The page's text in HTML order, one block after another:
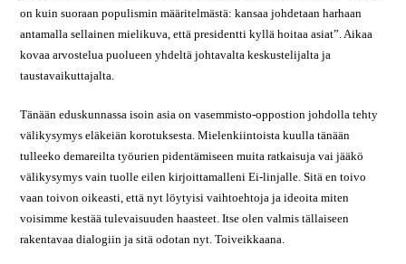
on kuin suoraan populismin määritelmästä: kansaa johdetaan harhaan
antamalla sellainen mielikuva, että presidentti kyllä hoitaa asiat”. Aikaa
kovaa arvostelua puolueen yhdeltä johtavalta keskustelijalta ja
taustavaikuttajalta.
Tänään eduskunnassa isoin asia on vasemmisto-oppostion johdolla tehty
välikysymys eläkeiän korotuksesta. Mielenkiintoista kuulla tänään
tulleeko demareilta työurien pidentämiseen muita ratkaisuja vai jääkö
välikysymys vain tuolle eilen kirjoittamalleni Ei-linjalle. Sitä en toivo
vaan toivon oikeasti, että nyt löytyisi vaihtoehtoja ja ideoita miten
voisimme kestää tulevaisuuden haasteet. Itse olen valmis tällaiseen
rakentavaa dialogiin ja sitä odotan nyt. Toiveikkaana.